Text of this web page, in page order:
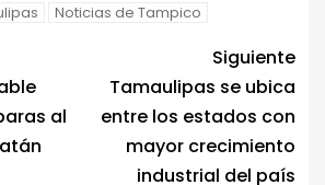
Noticias de Tampico
al
Siguiente
Tamaulipas se ubica
entre los estados con
mayor crecimiento
industrial del país